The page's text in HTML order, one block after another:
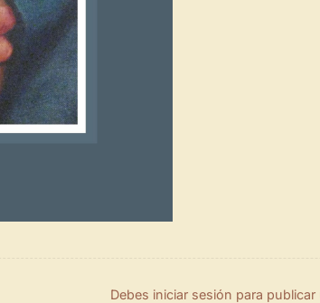
Debes iniciar sesión para